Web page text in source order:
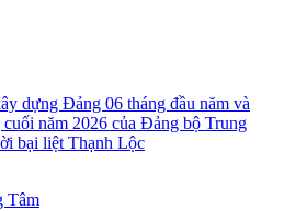
Tâm